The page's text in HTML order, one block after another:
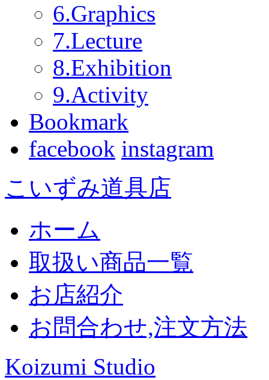
6.Graphics
7.Lecture
8.Exhibition
9.Activity
Bookmark
facebook instagram
こいずみ道具店
ホーム
取扱い商品一覧
お店紹介
お問合わせ,注文方法
Koizumi Studio